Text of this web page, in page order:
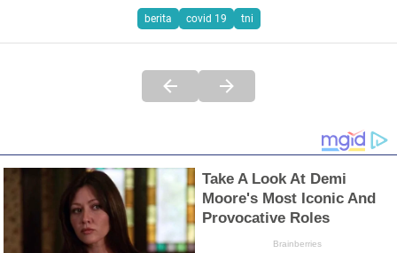
berita covid 19 tni